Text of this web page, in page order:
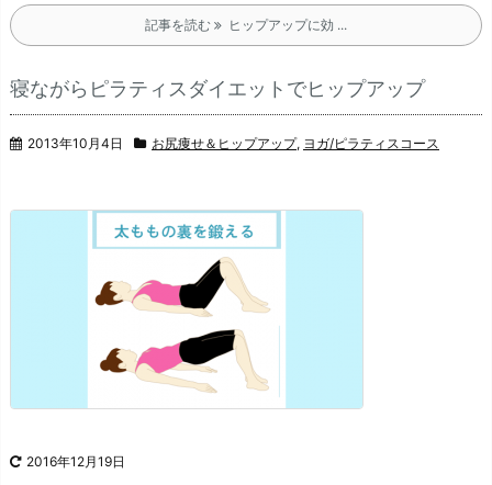
記事を読む ヒップアップに効 ...
寝ながらピラティスダイエットでヒップアップ
2013年10月4日 お尻痩せ＆ヒップアップ, ヨガ/ピラティスコース
2016年12月19日